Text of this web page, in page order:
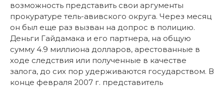
возможность представить свои аргументы
прокуратуре тель-авивского округа. Через месяц
он был еще раз вызван на допрос в полицию.
Деньги Гайдамака и его партнера, на общую
сумму 4.9 миллиона долларов, арестованные в
ходе следствия или полученные в качестве
залога, до сих пор удерживаются государством. В
конце февраля 2007 г. представитель